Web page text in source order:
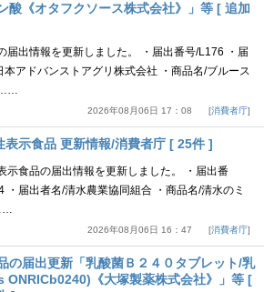
酸《オタフクソース株式会社》」等 [ 追加
届出情報を更新しました。 ・届出番号/L176 ・届
アドバンストアグリ株式会社 ・商品名/ブルース
……
2026年08月06日 17：08 消費者庁
示食品 更新情報/消費者庁 [ 25件 ]
示食品の届出情報を更新しました。 ・届出番
届出者名/清水農業協同組合 ・商品名/清水のミ
2026年08月06日 16：47 消費者庁
の届出更新「乳酸菌Ｂ２４０タブレット/乳
《大塚製薬株式会社》」等 [